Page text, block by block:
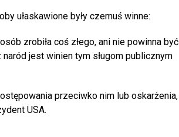
ułaskawione były czemuś winne:
zrobiła coś złego, ani nie powinna być
jest winien tym sługom publicznym
przeciwko nim lub oskarżenia,
USA.